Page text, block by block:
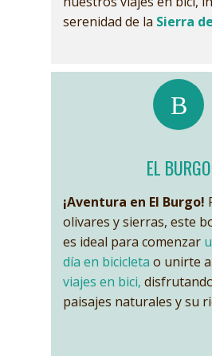
serenidad de la Sierra
EL BURGO
¡Aventura en El Burgo!
olivares y sierras, este
es ideal para comenzar
día en bicicleta o unirte
viajes en bici,
paisajes naturales y su